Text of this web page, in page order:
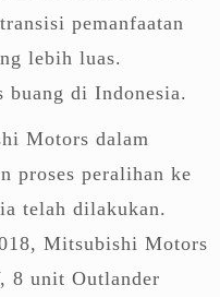
pemanfaatan
lebih luas.
buang di Indonesia.
Motors dalam
proses peralihan ke
telah dilakukan.
Mitsubishi Motors
8 unit Outlander